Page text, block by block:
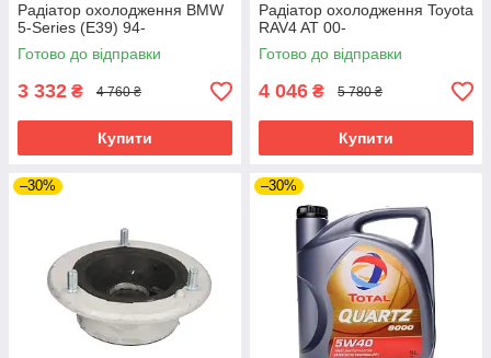
Радіатор охолодження BMW
5-Series (E39) 94-
Готово до відправки
3 332 ₴ 4 760 ₴
Купити
Радіатор охолодження Toyota
RAV4 AT 00-
Готово до відправки
4 046 ₴ 5 780 ₴
Купити
–30% –30%